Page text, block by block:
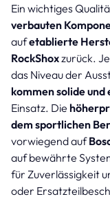
Ein wichtiges
verbauten
aufetablierte
RockShoxzurück.
das Niveau der
kommen solide
Einsatz. Die
dem sportlichen
vorwiegend auf
auf bewährte
für Zuverlässigkeit
oder